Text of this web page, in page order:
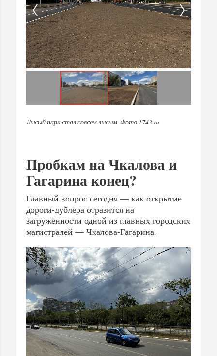
Лысый парк стал совсем лысым. Фото 1743.ru
Пробкам на Чкалова и
Гагарина конец?
Главный вопрос сегодня — как открытие
дороги-дублера отразится на
загруженности одной из главных городских
магистралей — Чкалова-Гагарина.